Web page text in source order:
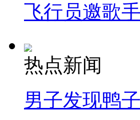
飞行员邀歌
热点新闻
男子发现鸭